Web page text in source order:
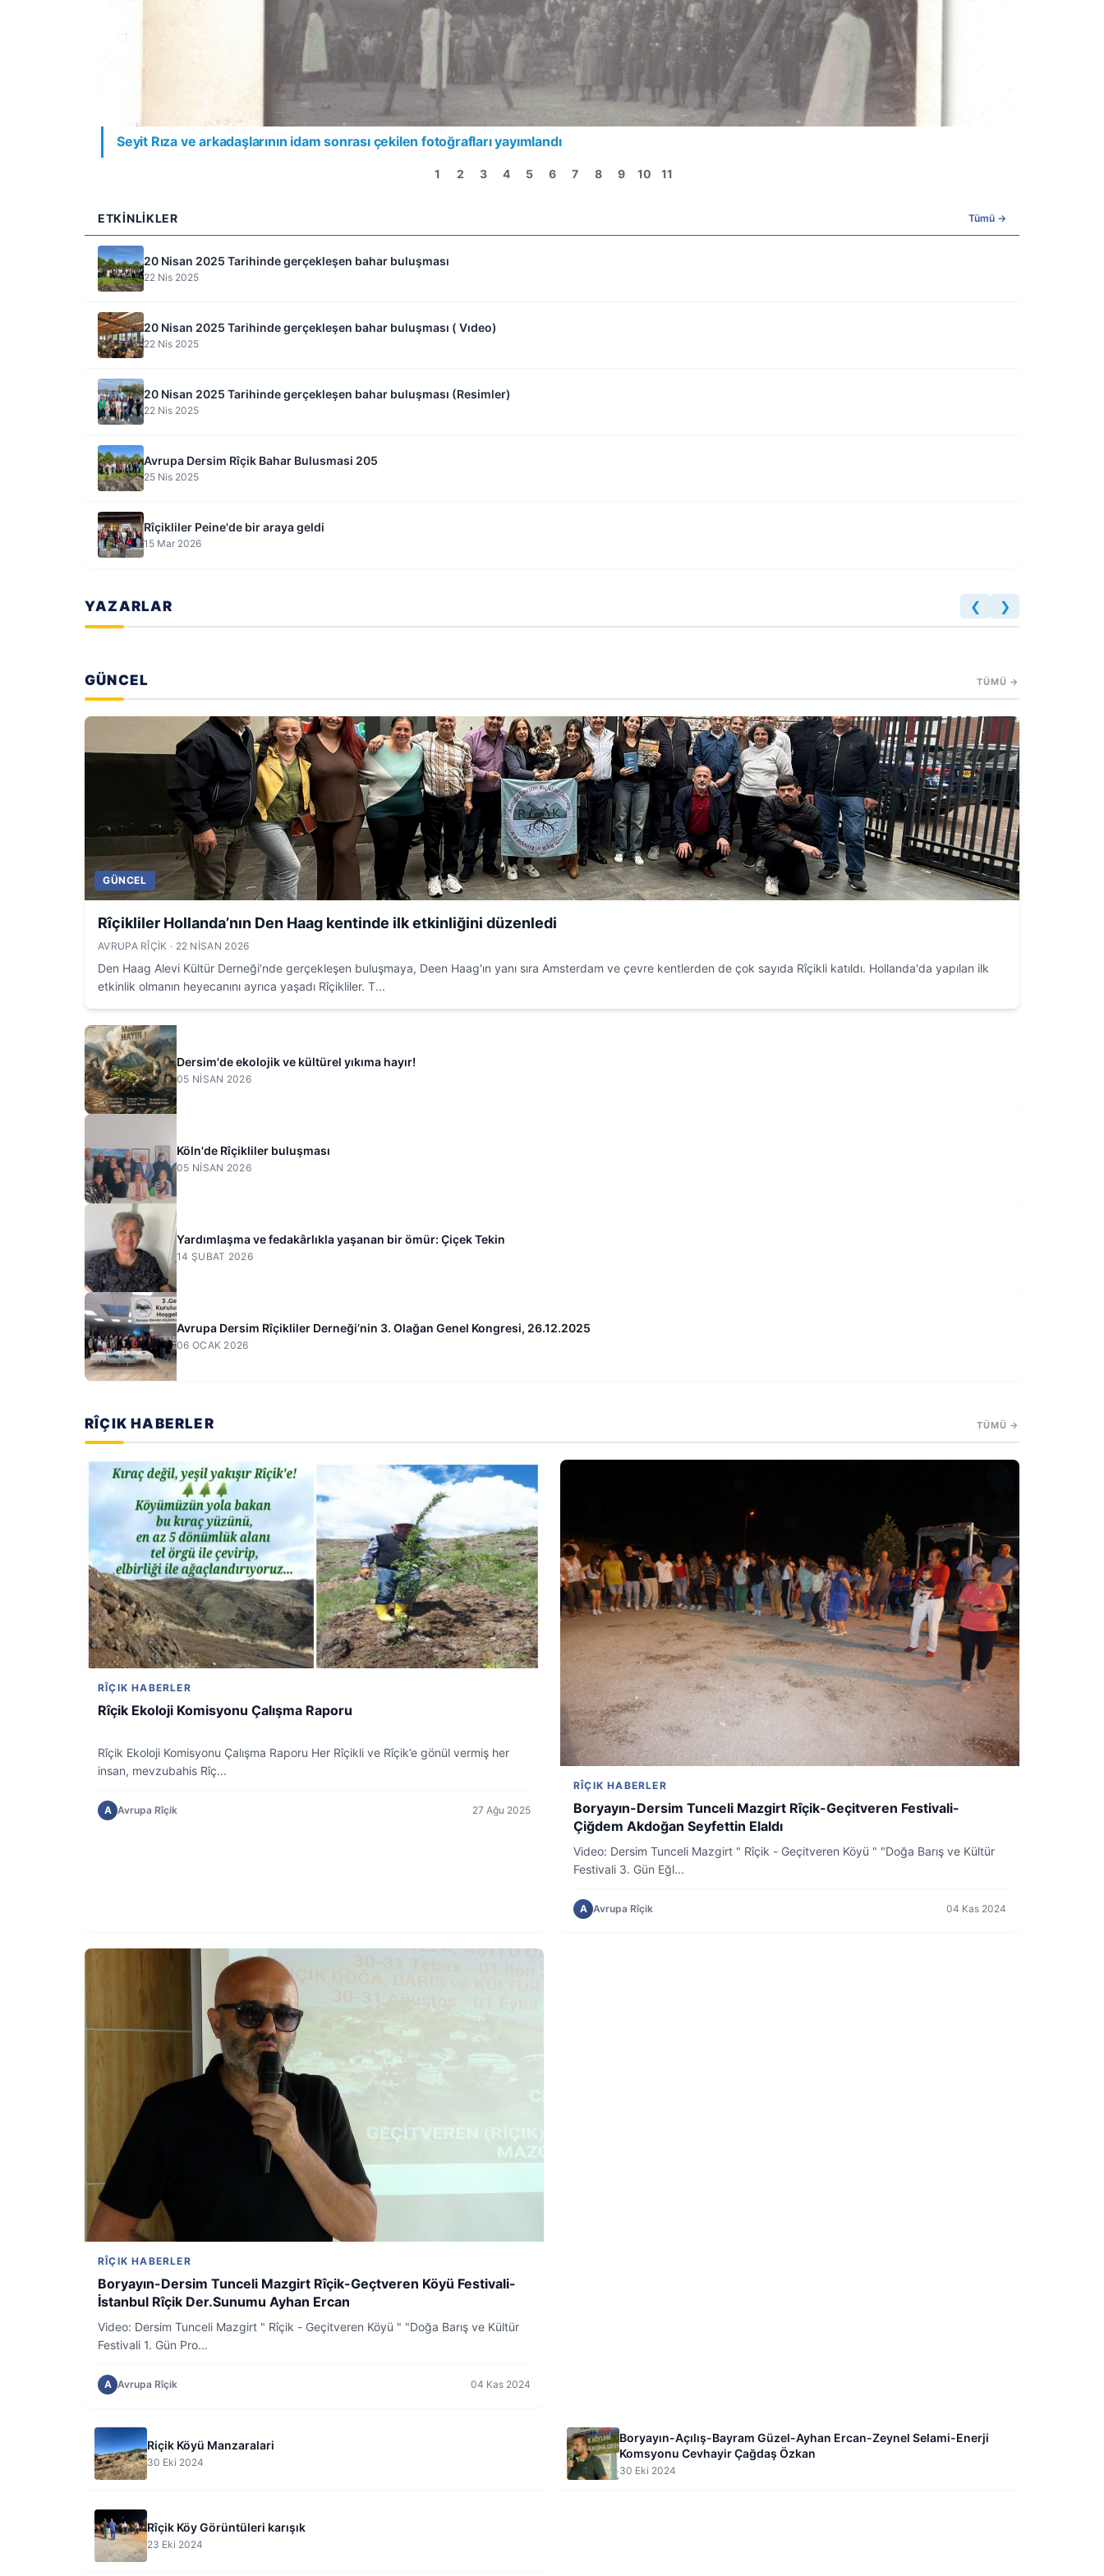
Seyit Rıza ve arkadaşlarının idam sonrası çekilen fotoğrafları yayımlandı
1 2 3 4 5 6 7 8 9 10 11
ETKINLIKLER Tümü →
20 Nisan 2025 Tarihinde gerçekleşen bahar buluşması
22 Nis 2025
20 Nisan 2025 Tarihinde gerçekleşen bahar buluşması ( Vıdeo)
22 Nis 2025
20 Nisan 2025 Tarihinde gerçekleşen bahar buluşması (Resimler)
22 Nis 2025
Avrupa Dersim Rîçik Bahar Bulusmasi 205
25 Nis 2025
Rîçikliler Peine'de bir araya geldi
15 Mar 2026
YAZARLAR ❮ ❯
GÜNCEL TÜMÜ →
GÜNCEL
Rîçikliler Hollanda’nın Den Haag kentinde ilk etkinliğini düzenledi
AVRUPA RÎÇIK · 22 NISAN 2026
Den Haag Alevi Kültür Derneği’nde gerçekleşen buluşmaya, Deen Haag'ın yanı sıra Amsterdam ve çevre kentlerden de çok sayıda Rîçikli katıldı. Hollanda'da yapılan ilk
etkinlik olmanın heyecanını ayrıca yaşadı Rîçikliler. T...
Dersim'de ekolojik ve kültürel yıkıma hayır!
05 NISAN 2026
Köln'de Rîçikliler buluşması
05 NISAN 2026
Yardımlaşma ve fedakârlıkla yaşanan bir ömür: Çiçek Tekin
14 ŞUBAT 2026
Avrupa Dersim Rîçikliler Derneği’nin 3. Olağan Genel Kongresi, 26.12.2025
06 OCAK 2026
RÎÇIK HABERLER TÜMÜ →
RÎÇIK HABERLER
Rîçik Ekoloji Komisyonu Çalışma Raporu
Rîçik Ekoloji Komisyonu Çalışma Raporu Her Rîçikli ve Rîçik’e gönül vermiş her
insan, mevzubahis Rîç...
A Avrupa Rîçik 27 Ağu 2025
RÎÇIK HABERLER
Boryayın-Dersim Tunceli Mazgirt Rîçik-Geçitveren Festivali-
Çiğdem Akdoğan Seyfettin Elaldı
Video: Dersim Tunceli Mazgirt " Rîçik - Geçitveren Köyü " "Doğa Barış ve Kültür
Festivali 3. Gün Eğl...
A Avrupa Rîçik 04 Kas 2024
RÎÇIK HABERLER
Boryayın-Dersim Tunceli Mazgirt Rîçik-Geçtveren Köyü Festivali-
İstanbul Rîçik Der.Sunumu Ayhan Ercan
Video: Dersim Tunceli Mazgirt " Rîçik - Geçitveren Köyü " "Doğa Barış ve Kültür
Festivali 1. Gün Pro...
A Avrupa Rîçik 04 Kas 2024
Riçik Köyü Manzaralari
30 Eki 2024
Boryayın-Açılış-Bayram Güzel-Ayhan Ercan-Zeynel Selami-Enerji
Komsyonu Cevhayir Çağdaş Özkan
30 Eki 2024
Rîçik Köy Görüntüleri karışık
23 Eki 2024